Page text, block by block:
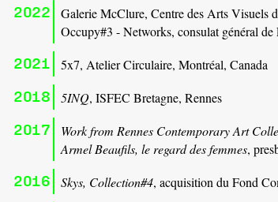
2022
Galerie McClure, Centre des Arts Visuels
Occupy#3 - Networks, consulat général
2021 5x7, Atelier Circulaire, Montréal, Canada
2018 5INQ, ISFEC Bretagne, Rennes
2017 Work from Rennes Contemporary Art
Armel Beaufils, le regard des femmes,
2016 Skys, Collection#4, acquisition du Fond